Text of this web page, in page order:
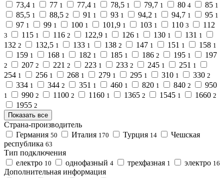
73,4 1 77 1 77,4 1 78,5 1 79,7 1 80 4 85 1
85,5 1 88,5 2 91 1 93 1 94,2 1 94,7 1 95 1
97 1 99 1 100 1 101,9 1 103 1 110 3 112
3 115 1 116 2 122,9 1 126 1 130 1 131 1
132 2 132,5 1 133 1 138 2 147 1 151 1 158 1
159 1 168 1 182 1 185 1 186 2 195 1 197
2 207 2 221 2 223 1 233 2 245 1 251 1
254 1 256 1 268 1 279 1 295 1 310 1 330 2
334 1 344 2 351 1 460 1 820 1 840 2 950
1 990 2 1100 2 1160 1 1365 2 1545 1 1660 2
1955 2
Показать все
Страна-производитель
Германия 50 Италия 170 Турция 14
Чешская
республика 63
Тип подключения
електро 10 однофазный 4 трехфазная 1 электро 16
Дополнительная информация